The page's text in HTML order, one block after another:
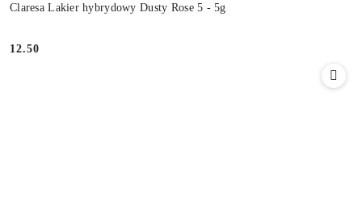
Claresa Lakier hybrydowy Dusty Rose 5 - 5g
Cena:
12.50